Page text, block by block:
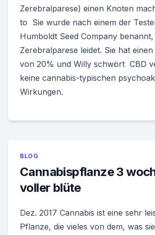
Zerebralparese) einen Knoten
to Sie wurde nach einem der
Humboldt Seed Company
Zerebralparese leidet. Sie hat
von 20% und Willy schwört CBD
keine cannabis-typischen
Wirkungen.
BLOG
Cannabispflanze 3
voller blüte
Dez. 2017 Cannabis ist eine sehr
Pflanze, die vieles von dem, was